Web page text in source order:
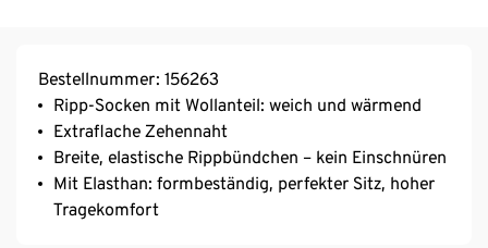
Bestellnummer: 156263
Ripp-Socken mit Wollanteil: weich und wärmend
Extraflache Zehennaht
Breite, elastische Rippbündchen – kein Einschnüren
Mit Elasthan: formbeständig, perfekter Sitz, hoher
Tragekomfort